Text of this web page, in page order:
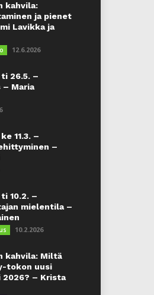
kahvila:
ja pienet
Lavikka ja
12.6.2026
26.5. –
– Maria
11.3. –
–
10.2. –
mielentila –
10.2.2026
kahvila: Miltä
tokon uusi
2026? – Krista